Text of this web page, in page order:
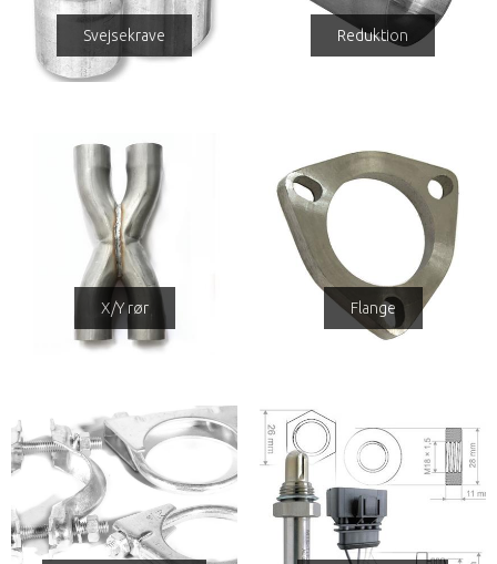
Svejsekrave Reduktion
X/Y rør Flange